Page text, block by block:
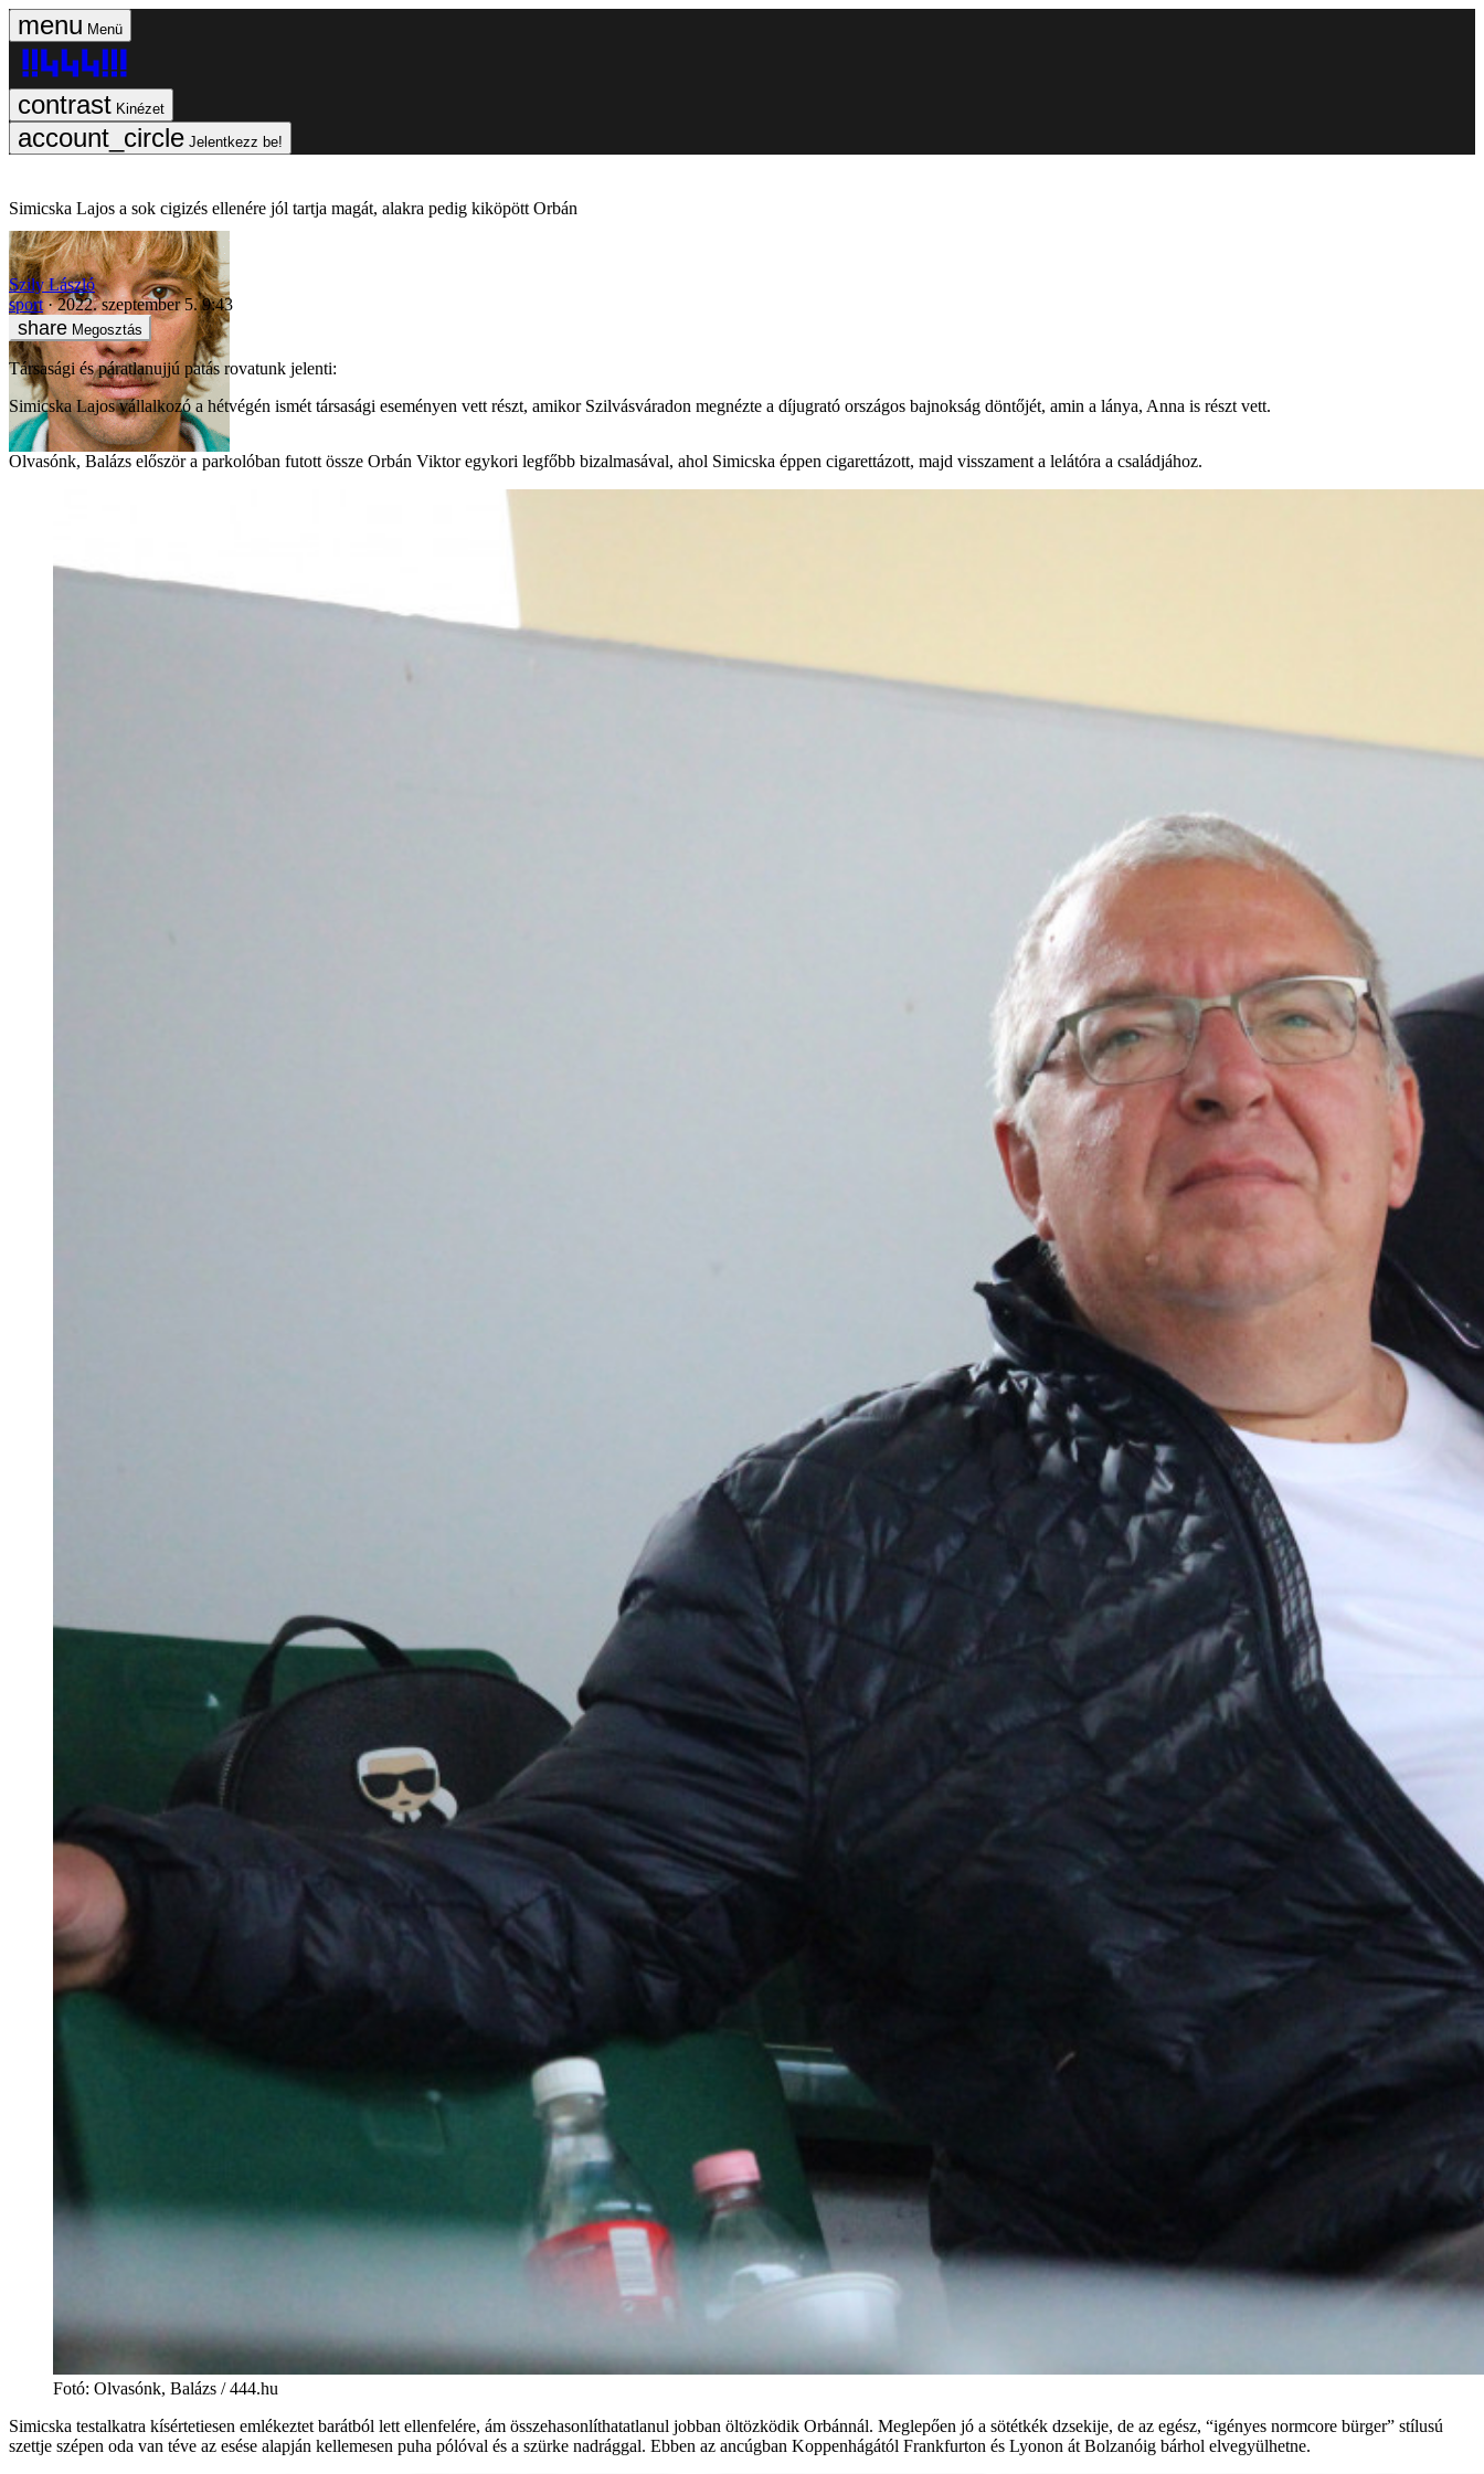
Menü
Kinézet
Jelentkezz be!
Simicska Lajos a sok cigizés ellenére jól tartja magát, alakra pedig kiköpött Orbán
Szily László
sport
2022. szeptember 5. 9:43
Megosztás
Társasági és páratlanujjú patás rovatunk jelenti:
Simicska Lajos vállalkozó a hétvégén ismét társasági eseményen vett részt, amikor Szilvásváradon megnézte a díjugrató országos bajnokság döntőjét, amin a lánya, Anna is részt vett.
Olvasónk, Balázs először a parkolóban futott össze Orbán Viktor egykori legfőbb bizalmasával, ahol Simicska éppen cigarettázott, majd visszament a lelátóra a családjához.
Fotó: Olvasónk, Balázs / 444.hu
Simicska testalkatra kísértetiesen emlékeztet barátból lett ellenfelére, ám összehasonlíthatatlanul jobban öltözködik Orbánnál. Meglepően jó a sötétkék dzsekije, de az egész, “igényes normcore bürger” stílusú
szettje szépen oda van téve az esése alapján kellemesen puha pólóval és a szürke nadrággal. Ebben az ancúgban Koppenhágától Frankfurton és Lyonon át Bolzanóig bárhol elvegyülhetne.